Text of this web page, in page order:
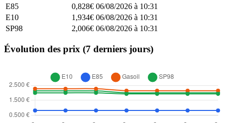
E85
0,828€ 06/08/2026 à 10:31
E10
1,934€ 06/08/2026 à 10:31
SP98
2,006€ 06/08/2026 à 10:31
Évolution des prix (7 derniers jours)